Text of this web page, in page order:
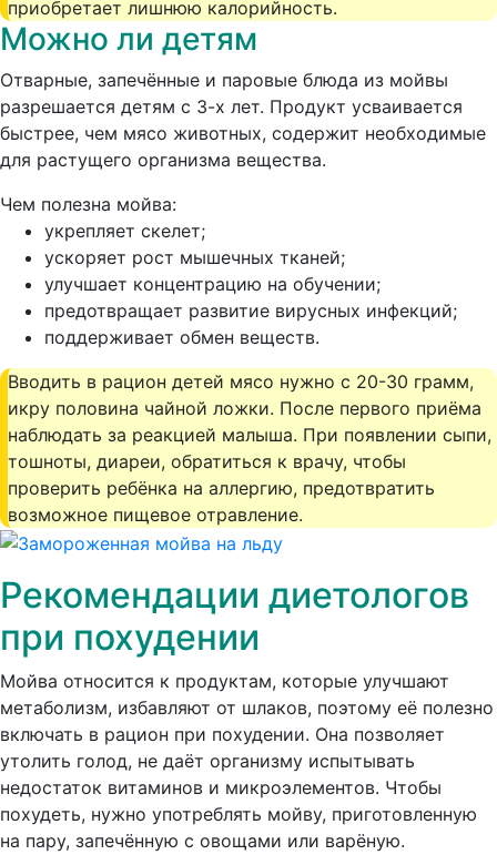
приобретает лишнюю калорийность.
Можно ли детям
Отварные, запечённые и паровые блюда из мойвы
разрешается детям с 3-х лет. Продукт усваивается
быстрее, чем мясо животных, содержит необходимые
для растущего организма вещества.
Чем полезна мойва:
укрепляет скелет;
ускоряет рост мышечных тканей;
улучшает концентрацию на обучении;
предотвращает развитие вирусных инфекций;
поддерживает обмен веществ.
Вводить в рацион детей мясо нужно с 20-30 грамм,
икру половина чайной ложки. После первого приёма
наблюдать за реакцией малыша. При появлении сыпи,
тошноты, диареи, обратиться к врачу, чтобы
проверить ребёнка на аллергию, предотвратить
возможное пищевое отравление.
Рекомендации диетологов
при похудении
Мойва относится к продуктам, которые улучшают
метаболизм, избавляют от шлаков, поэтому её полезно
включать в рацион при похудении. Она позволяет
утолить голод, не даёт организму испытывать
недостаток витаминов и микроэлементов. Чтобы
похудеть, нужно употреблять мойву, приготовленную
на пару, запечённую с овощами или варёную.